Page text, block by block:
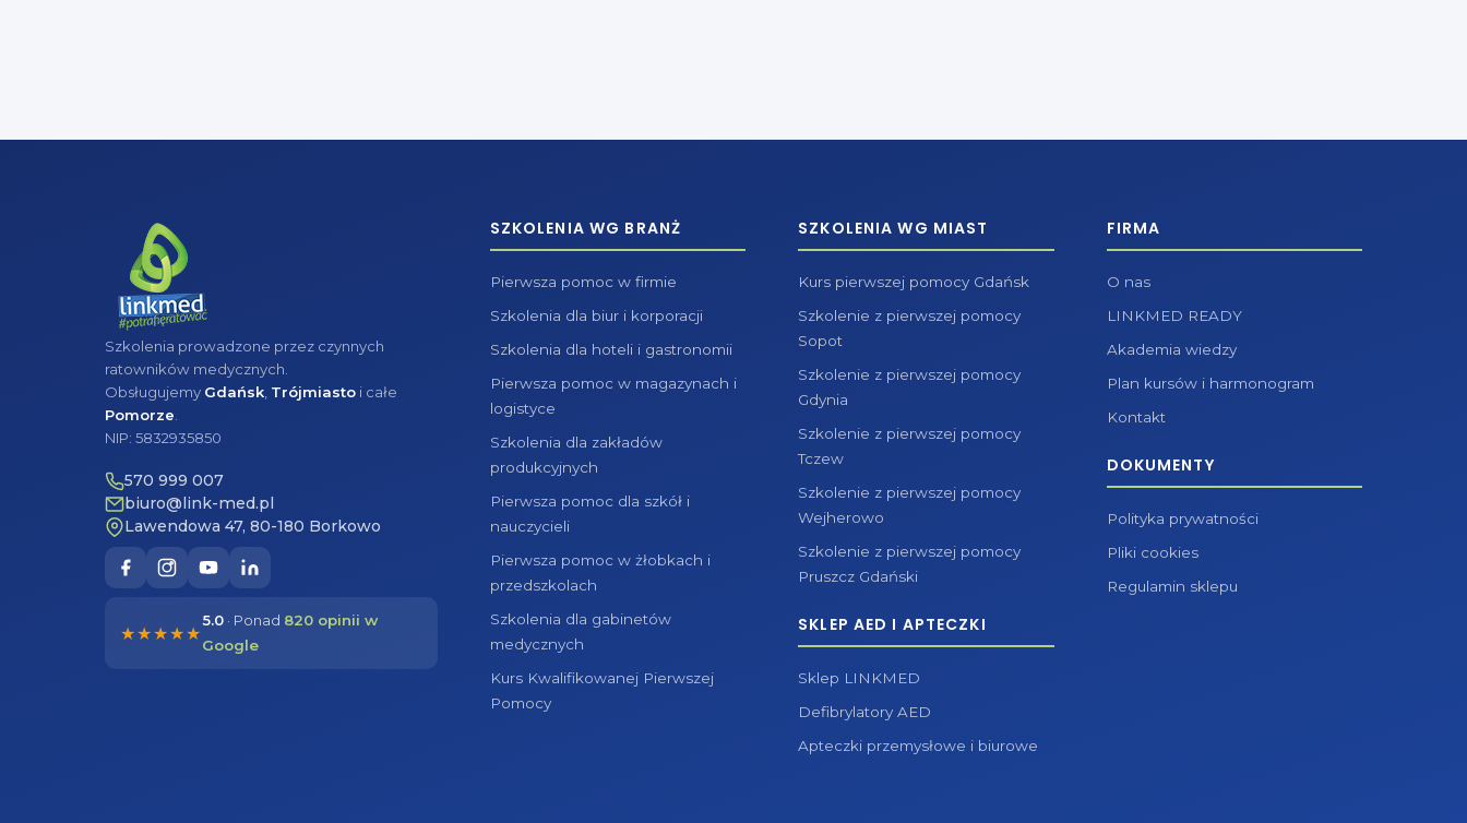
Szkolenia prowadzone przez czynnych
ratowników medycznych.
Obsługujemy Gdańsk Trójmiasto i całe
Pomorze
NIP: 5832935850
570 999 007
biuro@link-med.pl
Lawendowa 47, 80-180 Borkowo
★★★★★
5.0 · Ponad 820 opinii w
Google
SZKOLENIA WG BRANŻ
Pierwsza pomoc w firmie
Szkolenia dla biur i korporacji
Szkolenia dla hoteli i gastronomii
Pierwsza pomoc w magazynach i
logistyce
Szkolenia dla zakładów
produkcyjnych
Pierwsza pomoc dla szkół i
nauczycieli
Pierwsza pomoc w żłobkach i
przedszkolach
Szkolenia dla gabinetów
medycznych
Kurs Kwalifikowanej Pierwszej
Pomocy
SZKOLENIA WG MIAST
Kurs pierwszej pomocy Gdańsk
Szkolenie z pierwszej pomocy
Sopot
Szkolenie z pierwszej pomocy
Gdynia
Szkolenie z pierwszej pomocy
Tczew
Szkolenie z pierwszej pomocy
Wejherowo
Szkolenie z pierwszej pomocy
Pruszcz Gdański
SKLEP AED I APTECZKI
Sklep LINKMED
Defibrylatory AED
Apteczki przemysłowe i biurowe
FIRMA
O nas
LINKMED READY
Akademia wiedzy
Plan kursów i harmonogram
Kontakt
DOKUMENTY
Polityka prywatności
Pliki cookies
Regulamin sklepu